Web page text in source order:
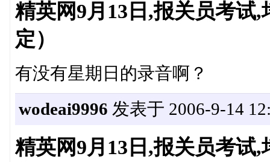
精英网9月13日,报关员考试
定）
有没有星期日的录音啊？
wodeai9996 发表于 2006-9-14
精英网9月13日,报关员考试